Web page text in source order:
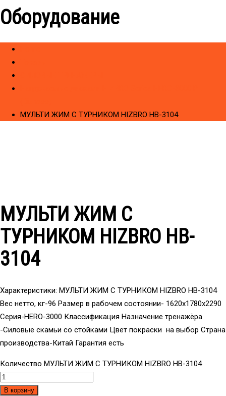
Оборудование
МУЛЬТИ ЖИМ С ТУРНИКОМ HIZBRO HB-3104
МУЛЬТИ ЖИМ С
ТУРНИКОМ HIZBRO HB-
3104
Характеристики: МУЛЬТИ ЖИМ С ТУРНИКОМ HIZBRO HB-3104
Вес нетто, кг-96 Размер в рабочем состоянии- 1620x1780x2290
Серия-HERO-3000 Классификация Назначение тренажёра
-Силовые скамьи со стойками Цвет покраски на выбор Страна
производства-Китай Гарантия есть
Количество МУЛЬТИ ЖИМ С ТУРНИКОМ HIZBRO HB-3104
В корзину